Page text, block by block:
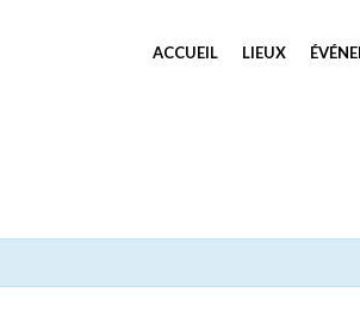
ACCUEIL LIEUX